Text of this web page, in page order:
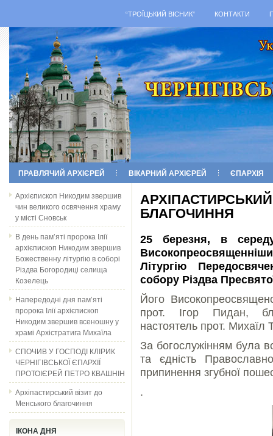
“ТРОЇЦЬКИЙ ВІСНИК” КОНТАКТИ
ПРАВЛЯЧИЙ АРХІЄРЕЙ ВІКАРНИЙ АРХІЄРЕЙ ЄПАРХІЯ
Архієпископ Никодим звершив
чин великого освячення храму
у місті Сновськ
В день пам’яті пророка Ілії
архієпископ Никодим звершив
Божественну літургію в соборі
Різдва Богородиці селища
Козелець
Напередодні дня пам’яті
пророка Ілії архієпископ
Никодим звершив всеношну у
храмі Архістратига Михаїла
СПОЧИВ У ГОСПОДІ КЛІРИК
ЧЕРНІГІВСЬКОЇ ЄПАРХІЇ
ПРОТОІЄРЕЙ ПЕТРО КВАШНІН
Архіпастирський візит до
Менського благочиння
ІКОНА ДНЯ
БЛАГОЧИННЯ
25 березня, в
Літургію
собору Різдва
Його
прот. Ігор Пидан,
настоятель прот. Михаїл
За богослужінням була
та єдність
припинення згубної
.